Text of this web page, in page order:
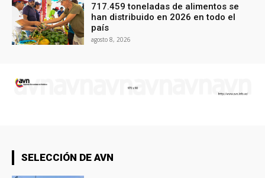
717.459 toneladas de alimentos se
han distribuido en 2026 en todo el
país
agosto 8, 2026
SELECCIÓN DE AVN